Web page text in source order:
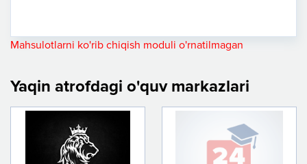
Mahsulotlarni ko'rib chiqish moduli o'rnatilmagan
Yaqin atrofdagi o'quv markazlari